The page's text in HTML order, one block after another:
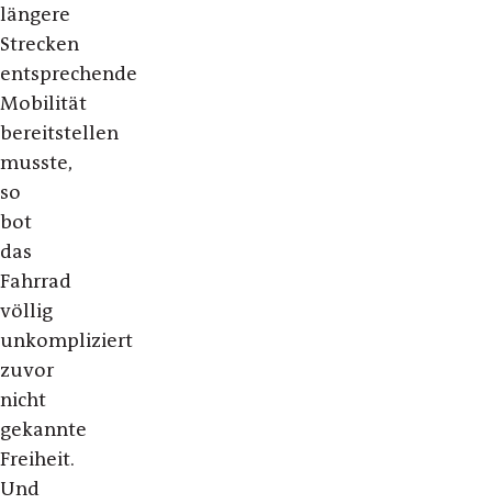
längere
Strecken
entsprechende
Mobilität
bereitstellen
musste,
so
bot
das
Fahrrad
völlig
unkompliziert
zuvor
nicht
gekannte
Freiheit.
Und